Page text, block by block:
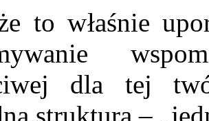
to właśnie
dla tej